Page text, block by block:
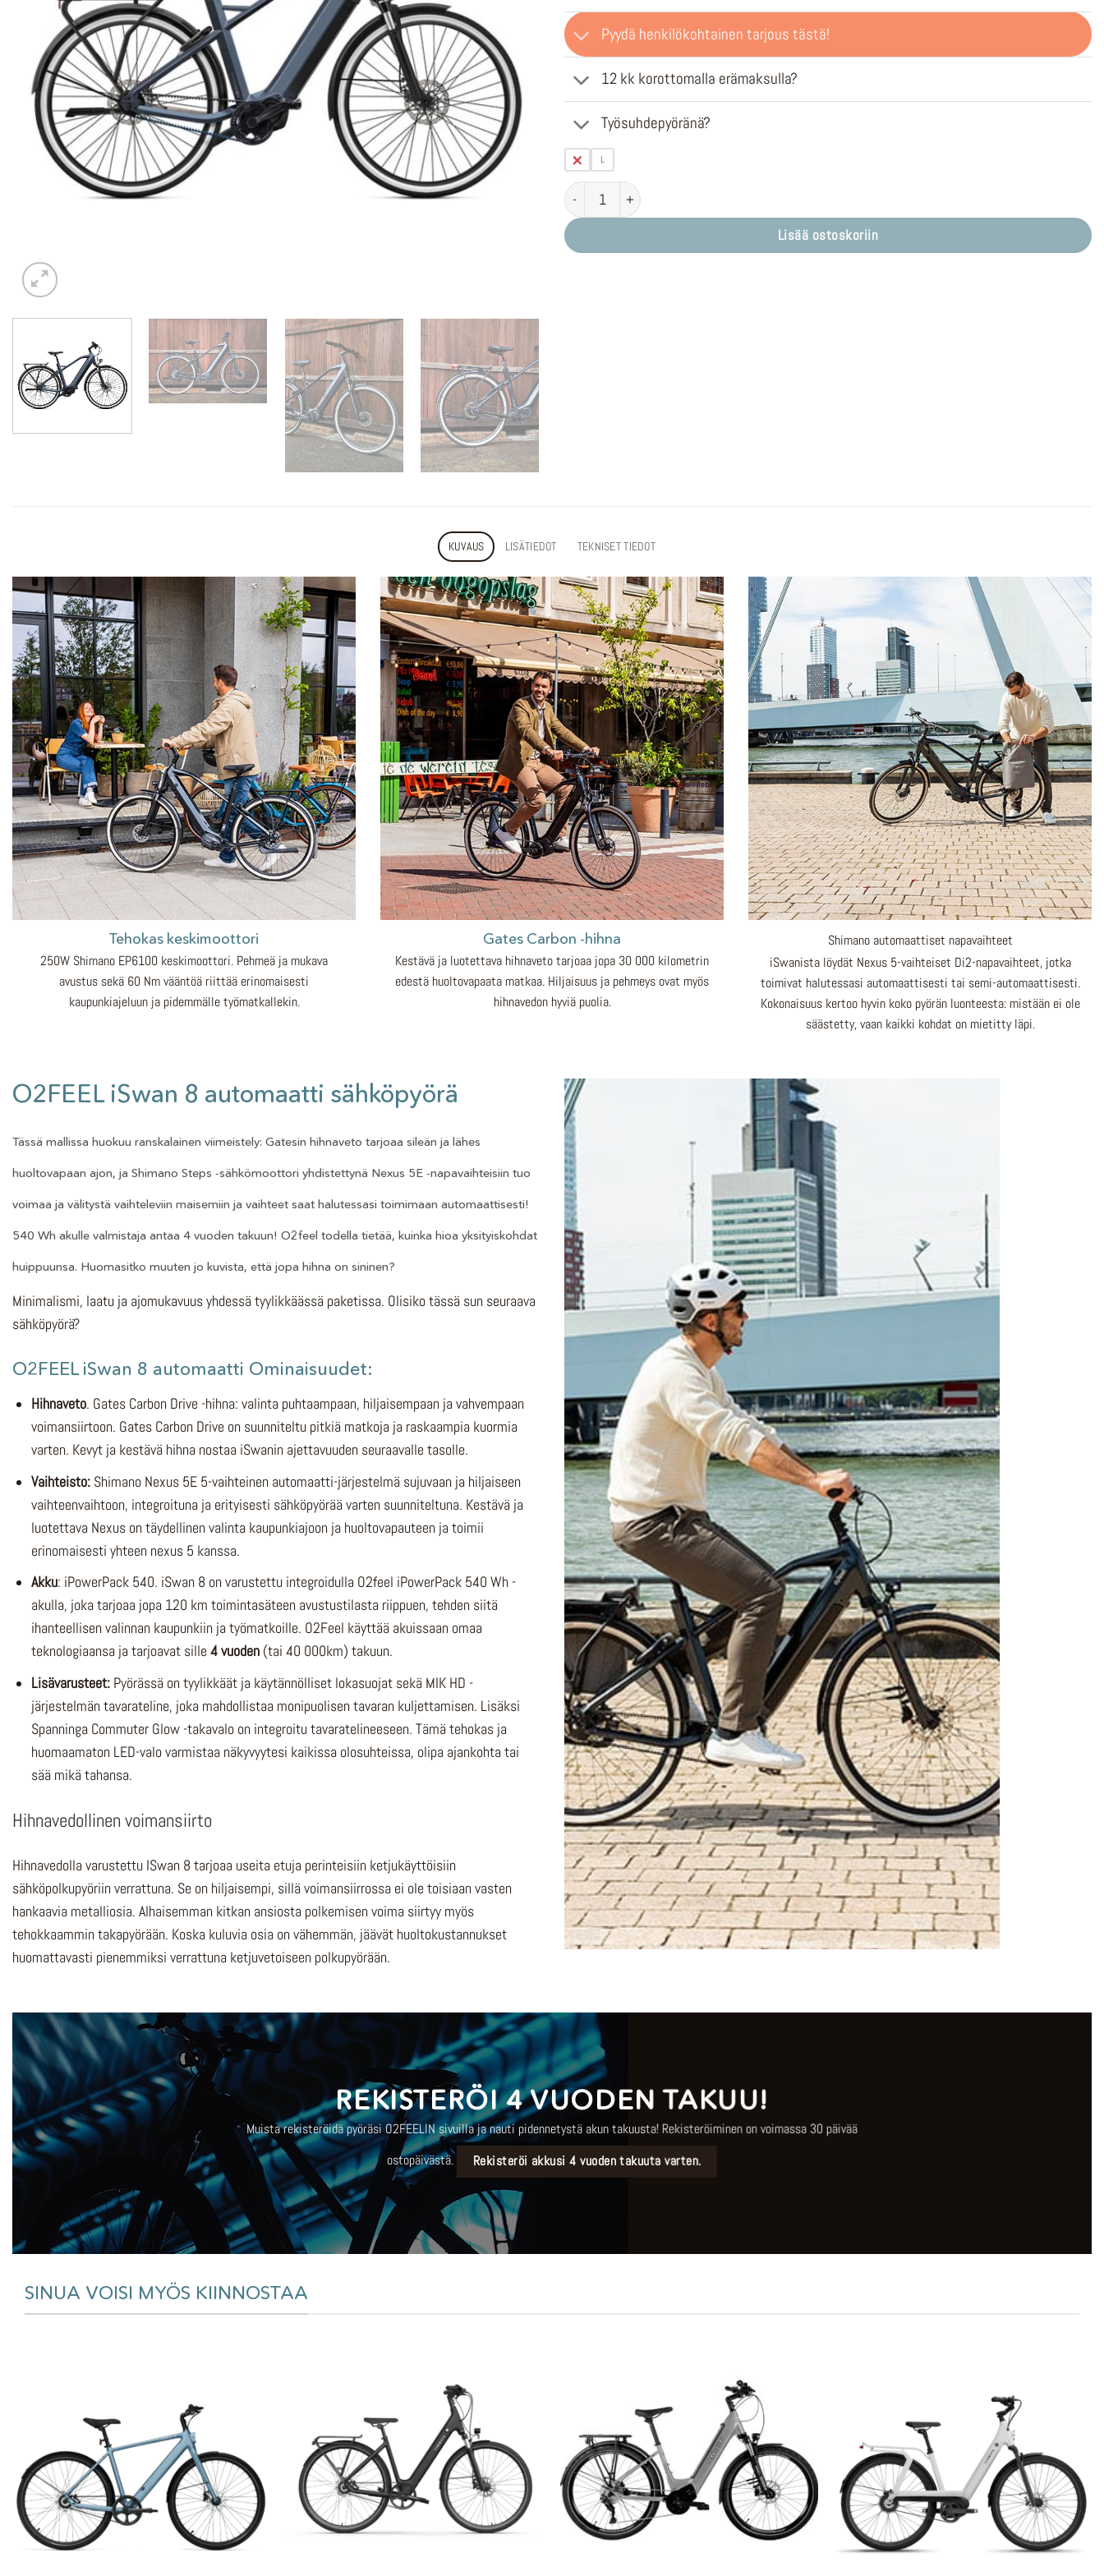
Pyydä henkilökohtainen tarjous tästä!
12 kk korottomalla erämaksulla?
Työsuhdepyöränä?
M L
O2FEEL iSwan 8 automaatti määrä
Lisää ostoskoriin
KUVAUS LISÄTIEDOT TEKNISET TIEDOT
Tehokas keskimoottori
250W Shimano EP6100 keskimoottori. Pehmeä ja mukava
avustus sekä 60 Nm vääntöä riittää erinomaisesti
kaupunkiajeluun ja pidemmälle työmatkallekin.
Gates Carbon -hihna
Kestävä ja luotettava hihnaveto tarjoaa jopa 30 000 kilometrin
edestä huoltovapaata matkaa. Hiljaisuus ja pehmeys ovat myös
hihnavedon hyviä puolia.
Shimano automaattiset napavaihteet
iSwanista löydät Nexus 5-vaihteiset Di2-napavaihteet, jotka
toimivat halutessasi automaattisesti tai semi-automaattisesti.
Kokonaisuus kertoo hyvin koko pyörän luonteesta: mistään ei ole
säästetty, vaan kaikki kohdat on mietitty läpi.
O2FEEL iSwan 8 automaatti sähköpyörä
Tässä mallissa huokuu ranskalainen viimeistely: Gatesin hihnaveto tarjoaa sileän ja lähes
huoltovapaan ajon, ja Shimano Steps -sähkömoottori yhdistettynä Nexus 5E -napavaihteisiin tuo
voimaa ja välitystä vaihteleviin maisemiin ja vaihteet saat halutessasi toimimaan automaattisesti!
540 Wh akulle valmistaja antaa 4 vuoden takuun! O2feel todella tietää, kuinka hioa yksityiskohdat
huippuunsa. Huomasitko muuten jo kuvista, että jopa hihna on sininen?
Minimalismi, laatu ja ajomukavuus yhdessä tyylikkäässä paketissa. Olisiko tässä sun seuraava
sähköpyörä?
O2FEEL iSwan 8 automaatti Ominaisuudet:
Hihnaveto. Gates Carbon Drive -hihna: valinta puhtaampaan, hiljaisempaan ja vahvempaan
voimansiirtoon. Gates Carbon Drive on suunniteltu pitkiä matkoja ja raskaampia kuormia
varten. Kevyt ja kestävä hihna nostaa iSwanin ajettavuuden seuraavalle tasolle.
Vaihteisto: Shimano Nexus 5E 5-vaihteinen automaatti-järjestelmä sujuvaan ja hiljaiseen
vaihteenvaihtoon, integroituna ja erityisesti sähköpyörää varten suunniteltuna. Kestävä ja
luotettava Nexus on täydellinen valinta kaupunkiajoon ja huoltovapauteen ja toimii
erinomaisesti yhteen nexus 5 kanssa.
Akku: iPowerPack 540. iSwan 8 on varustettu integroidulla O2feel iPowerPack 540 Wh -
akulla, joka tarjoaa jopa 120 km toimintasäteen avustustilasta riippuen, tehden siitä
ihanteellisen valinnan kaupunkiin ja työmatkoille. O2Feel käyttää akuissaan omaa
teknologiaansa ja tarjoavat sille 4 vuoden(tai 40 000km) takuun.
Lisävarusteet: Pyörässä on tyylikkäät ja käytännölliset lokasuojat sekä MIK HD -
järjestelmän tavarateline, joka mahdollistaa monipuolisen tavaran kuljettamisen. Lisäksi
Spanninga Commuter Glow -takavalo on integroitu tavaratelineeseen. Tämä tehokas ja
huomaamaton LED-valo varmistaa näkyvyytesi kaikissa olosuhteissa, olipa ajankohta tai
sää mikä tahansa.
Hihnavedollinen voimansiirto
Hihnavedolla varustettu ISwan 8 tarjoaa useita etuja perinteisiin ketjukäyttöisiin
sähköpolkupyöriin verrattuna. Se on hiljaisempi, sillä voimansiirrossa ei ole toisiaan vasten
hankaavia metalliosia. Alhaisemman kitkan ansiosta polkemisen voima siirtyy myös
tehokkaammin takapyörään. Koska kuluvia osia on vähemmän, jäävät huoltokustannukset
huomattavasti pienemmiksi verrattuna ketjuvetoiseen polkupyörään.
REKISTERÖI 4 VUODEN TAKUU!
Muista rekisteröidä pyöräsi O2FEELIN sivuilla ja nauti pidennetystä akun takuusta! Rekisteröiminen on voimassa 30 päivää
ostopäivästä.
Rekisteröi akkusi 4 vuoden takuuta varten.
SINUA VOISI MYÖS KIINNOSTAA